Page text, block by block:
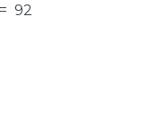
92